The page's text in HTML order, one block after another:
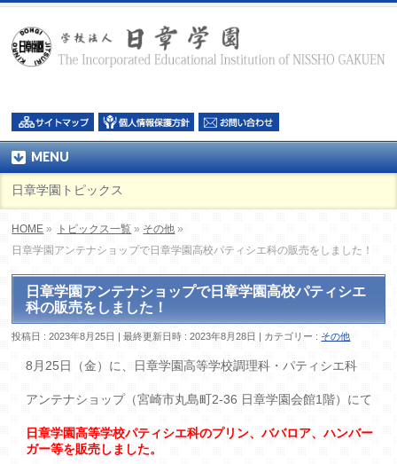
MENU
日章学園トピックス
HOME » トピックス一覧 » その他 »
日章学園アンテナショップで日章学園高校パティシエ科の販売をしました！
日章学園アンテナショップで日章学園高校パティシエ
科の販売をしました！
投稿日 : 2023年8月25日 最終更新日時 : 2023年8月28日 カテゴリー : その他
8月25日（金）に、日章学園高等学校調理科・パティシエ科
アンテナショップ（宮崎市丸島町2-36 日章学園会館1階）にて
日章学園高等学校パティシエ科のプリン、ババロア、ハンバー
ガー等を販売しました。